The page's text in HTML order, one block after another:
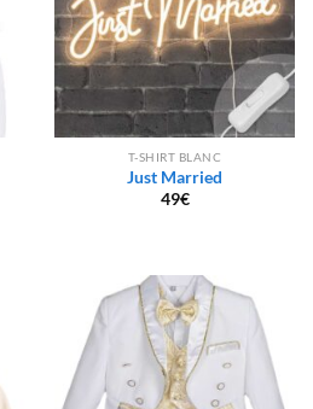
T-SHIRT BLANC
Just Married
49€